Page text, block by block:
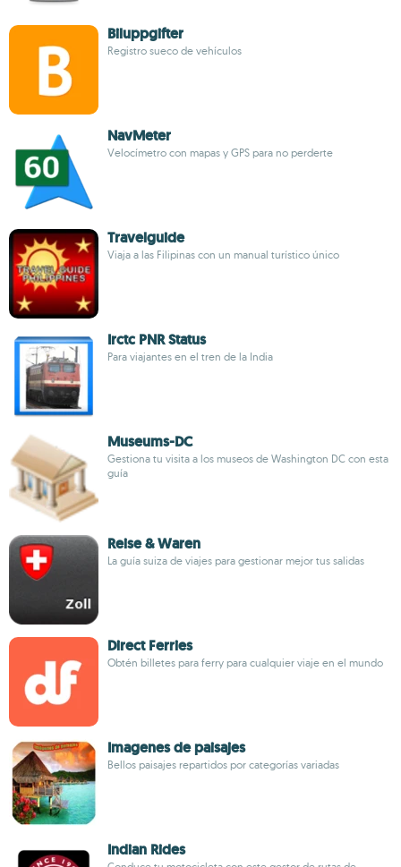
Biluppgifter
Registro sueco de vehículos
NavMeter
Velocímetro con mapas y GPS para no perderte
Travelguide
Viaja a las Filipinas con un manual turístico único
Irctc PNR Status
Para viajantes en el tren de la India
Museums-DC
Gestiona tu visita a los museos de Washington DC con esta
guía
Reise & Waren
La guía suiza de viajes para gestionar mejor tus salidas
Direct Ferries
Obtén billetes para ferry para cualquier viaje en el mundo
Imagenes de paisajes
Bellos paisajes repartidos por categorías variadas
Indian Rides